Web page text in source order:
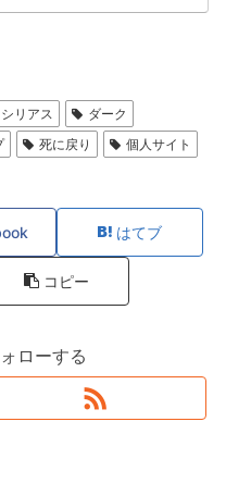
シリアス
ダーク
死に戻り
個人サイト
はてブ
コピー
ローする